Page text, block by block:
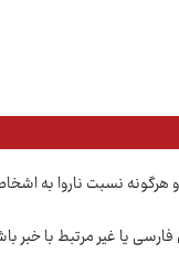
هرگونه نسبت ناروا به
فارسی یا غیر مرتبط با